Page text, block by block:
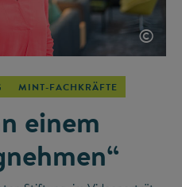
©
MINT-FACHKRÄFTE
einem